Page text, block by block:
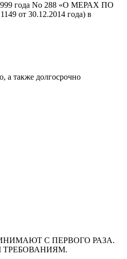
года No 288 «О МЕРАХ ПО
от 30.12.2014 года) в
а также долгосрочно
С ПЕРВОГО РАЗА.